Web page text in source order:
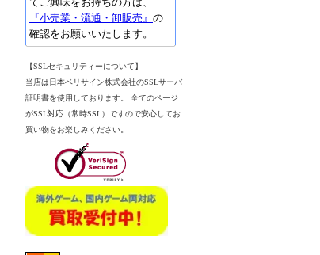
『小売業・流通・卸販売』 の
確認をお願いいたします。
【SSLセキュリティーについて】
当店は日本ベリサイン株式会社のSSLサーバ
証明書を使用しております。 全てのページ
がSSL対応（常時SSL）ですので安心してお
買い物をお楽しみください。